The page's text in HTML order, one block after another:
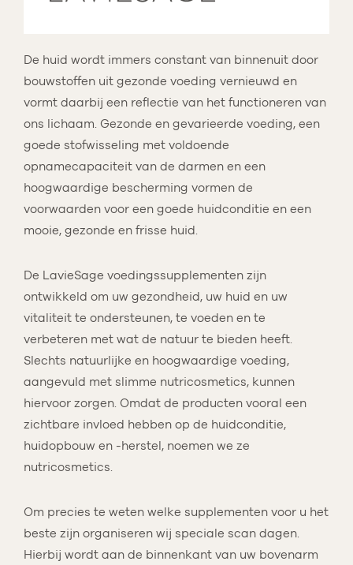
De huid wordt immers constant van binnenuit door
bouwstoffen uit gezonde voeding vernieuwd en
vormt daarbij een reflectie van het functioneren van
ons lichaam. Gezonde en gevarieerde voeding, een
goede stofwisseling met voldoende
opnamecapaciteit van de darmen en een
hoogwaardige bescherming vormen de
voorwaarden voor een goede huidconditie en een
mooie, gezonde en frisse huid.
De LavieSage voedingssupplementen zijn
ontwikkeld om uw gezondheid, uw huid en uw
vitaliteit te ondersteunen, te voeden en te
verbeteren met wat de natuur te bieden heeft.
Slechts natuurlijke en hoogwaardige voeding,
aangevuld met slimme nutricosmetics, kunnen
hiervoor zorgen. Omdat de producten vooral een
zichtbare invloed hebben op de huidconditie,
huidopbouw en -herstel, noemen we ze
nutricosmetics.
Om precies te weten welke supplementen voor u het
beste zijn organiseren wij speciale scan dagen.
Hierbij wordt aan de binnenkant van uw bovenarm